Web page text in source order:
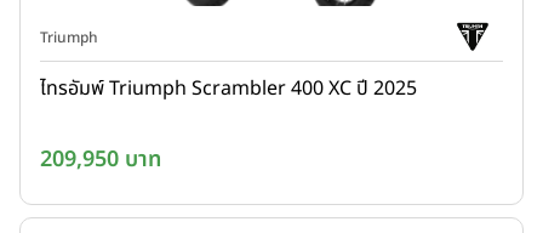
Triumph
ไทรอัมพ์ Triumph Scrambler 400 XC ปี 2025
209,950 บาท